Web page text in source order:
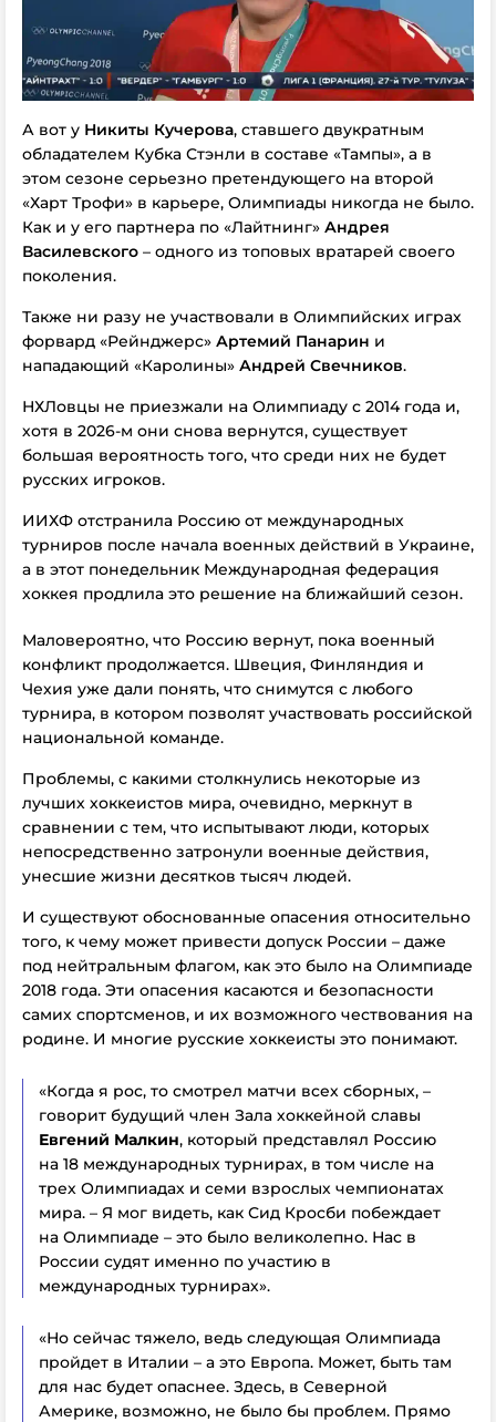
А вот у Никиты Кучерова, ставшего двукратным
обладателем Кубка Стэнли в составе «Тампы», а в
этом сезоне серьезно претендующего на второй
«Харт Трофи» в карьере, Олимпиады никогда не было.
Как и у его партнера по «Лайтнинг» Андрея
Василевского – одного из топовых вратарей своего
поколения.
Также ни разу не участвовали в Олимпийских играх
форвард «Рейнджерс» Артемий Панарин и
нападающий «Каролины» Андрей Свечников.
НХЛовцы не приезжали на Олимпиаду с 2014 года и,
хотя в 2026-м они снова вернутся, существует
большая вероятность того, что среди них не будет
русских игроков.
ИИХФ отстранила Россию от международных
турниров после начала военных действий в Украине,
а в этот понедельник Международная федерация
хоккея продлила это решение на ближайший сезон.
Маловероятно, что Россию вернут, пока военный
конфликт продолжается. Швеция, Финляндия и
Чехия уже дали понять, что снимутся с любого
турнира, в котором позволят участвовать российской
национальной команде.
Проблемы, с какими столкнулись некоторые из
лучших хоккеистов мира, очевидно, меркнут в
сравнении с тем, что испытывают люди, которых
непосредственно затронули военные действия,
унесшие жизни десятков тысяч людей.
И существуют обоснованные опасения относительно
того, к чему может привести допуск России – даже
под нейтральным флагом, как это было на Олимпиаде
2018 года. Эти опасения касаются и безопасности
самих спортсменов, и их возможного чествования на
родине. И многие русские хоккеисты это понимают.
«Когда я рос, то смотрел матчи всех сборных, –
говорит будущий член Зала хоккейной славы
Евгений Малкин, который представлял Россию
на 18 международных турнирах, в том числе на
трех Олимпиадах и семи взрослых чемпионатах
мира. – Я мог видеть, как Сид Кросби побеждает
на Олимпиаде – это было великолепно. Нас в
России судят именно по участию в
международных турнирах».
«Но сейчас тяжело, ведь следующая Олимпиада
пройдет в Италии – а это Европа. Может, быть там
для нас будет опаснее. Здесь, в Северной
Америке, возможно, не было бы проблем. Прямо